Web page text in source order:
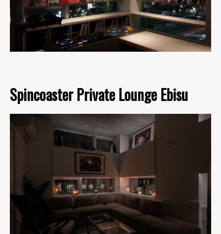
Spincoaster Private Lounge Ebisu